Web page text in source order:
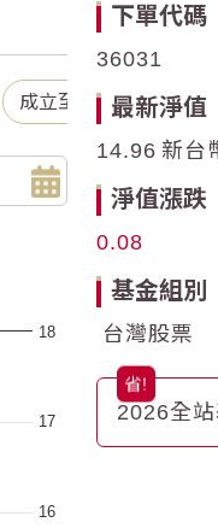
成立至今
00:00:00 to 2026-08-05
16
17
18
下單代碼
36031
最新淨值
14.96 新台
淨值漲跌
0.08
基金組別
台灣股票
2026全